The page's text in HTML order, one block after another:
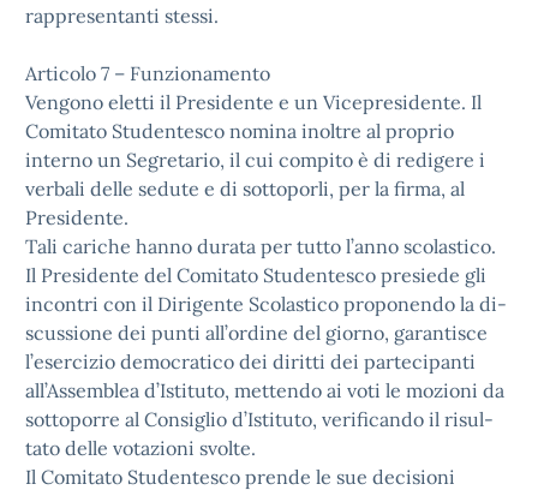
rappresentanti stessi.
Articolo 7 – Funzionamento
Vengono eletti il Presidente e un Vicepresidente. Il
Comitato Studentesco nomina inoltre al proprio
interno un Segretario, il cui compito è di redigere i
verbali delle sedute e di sottoporli, per la firma, al
Presidente.
Tali cariche hanno durata per tutto l’anno scolastico.
Il Presidente del Comitato Studentesco presiede gli
incontri con il Dirigente Scolastico proponendo la di-
scussione dei punti all’ordine del giorno, garantisce
l’esercizio democratico dei diritti dei partecipanti
all’Assemblea d’Istituto, mettendo ai voti le mozioni da
sottoporre al Consiglio d’Istituto, verificando il risul-
tato delle votazioni svolte.
Il Comitato Studentesco prende le sue decisioni